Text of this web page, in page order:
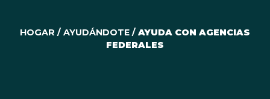
HOGAR / AYUDÁNDOTE / AYUDA CON AGENCIAS
FEDERALES